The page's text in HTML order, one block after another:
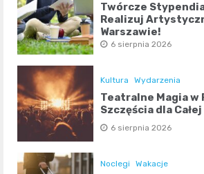
Twórcze
Realizuj
Warszawie!
6 sierpnia 2026
Kultura Wydarzenia
Teatralne Magia w
Szczęścia dla
6 sierpnia 2026
Noclegi Wakacje